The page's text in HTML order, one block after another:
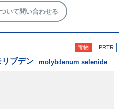
いて問い合わせる
毒物 PRTR
リブデン molybdenum selenide